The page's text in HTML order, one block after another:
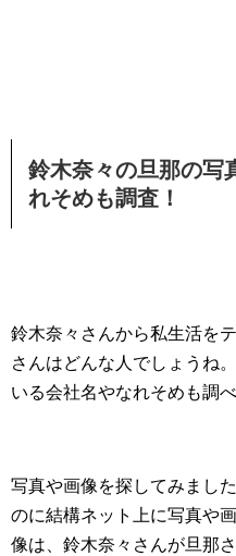
鈴木奈々の旦那の写
れそめも調査！
鈴木奈々さんから私生活を
さんはどんな人でしょうね
いる会社名やなれそめも調
写真や画像を探してみまし
のに結構ネット上に写真や
像は、鈴木奈々さんが旦那